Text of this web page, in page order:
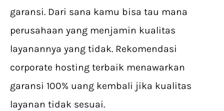
garansi. Dari sana kamu bisa tau mana
perusahaan yang menjamin kualitas
layanannya yang tidak. Rekomendasi
corporate hosting terbaik menawarkan
garansi 100% uang kembali jika kualitas
layanan tidak sesuai.